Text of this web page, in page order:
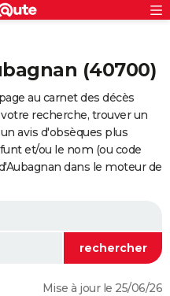
(40700)
au carnet des décès
recherche, trouver un
avis d'obsèques plus
et/ou le nom (ou code
dans le moteur de
Mise à jour le 25/06/26